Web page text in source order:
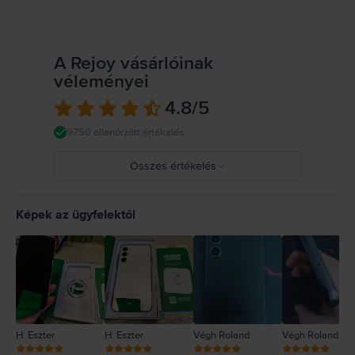
A Rejoy vásárlóinak
véleményei
4.8/5
9750 ellenőrzött értékelés
Összes értékelés
1
Képek az ügyfelektől
H. Eszter H. Eszter Végh Roland Végh Roland